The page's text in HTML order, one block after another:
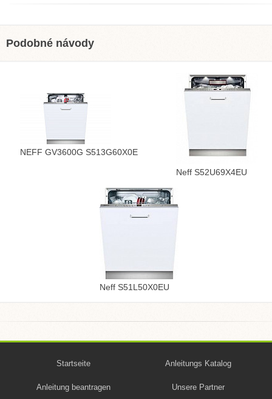
Podobné návody
NEFF GV3600G S513G60X0E
Neff S52U69X4EU
Neff S51L50X0EU
Startseite Anleitungs Katalog
Anleitung beantragen Unsere Partner